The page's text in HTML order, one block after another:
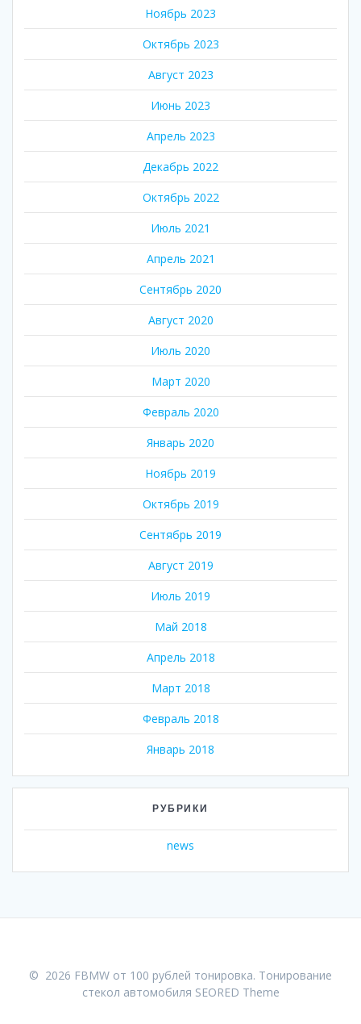
Ноябрь 2023
Октябрь 2023
Август 2023
Июнь 2023
Апрель 2023
Декабрь 2022
Октябрь 2022
Июль 2021
Апрель 2021
Сентябрь 2020
Август 2020
Июль 2020
Март 2020
Февраль 2020
Январь 2020
Ноябрь 2019
Октябрь 2019
Сентябрь 2019
Август 2019
Июль 2019
Май 2018
Апрель 2018
Март 2018
Февраль 2018
Январь 2018
РУБРИКИ
news
© 2026 FBMW от 100 рублей тонировка. Тонирование
стекол автомобиля SEORED Theme